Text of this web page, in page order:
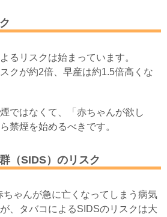
るリスクは始まっています。
クが約2倍、早産は約1.5倍高くな
ではなくて、「赤ちゃんが欲し
禁煙を始めるべきです。
（SIDS）のリスク
ゃんが急に亡くなってしまう病気
、タバコによるSIDSのリスクは大